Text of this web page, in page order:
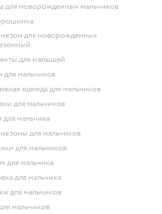
для новорожденных мальчиков
для малышей
для мальчиков
одежда для мальчиков
для мальчиков
для мальчика
для мальчиков
для мальчиков
для мальчика
для мальчика
для мальчиков
мальчиков